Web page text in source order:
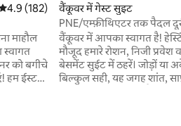
रेटिंग 5 में से 4.9, 182 समीक्षाएँ
4.9 (182)
माहौल
को बगीचे
हम ईस्ट
वैंकूवर में गेस्ट सुइट
PNE/एम्फ़ीथिएटर तक पैदल
बेडरूम वाला सुईट
वैंकूवर में आपका स्वागत है!
मौजूद हमारे रोशन, निजी प्रवेश
बेसमेंट सुईट में ठहरें। जोड़ों या
बिल्कुल सही, यह जगह शांत,